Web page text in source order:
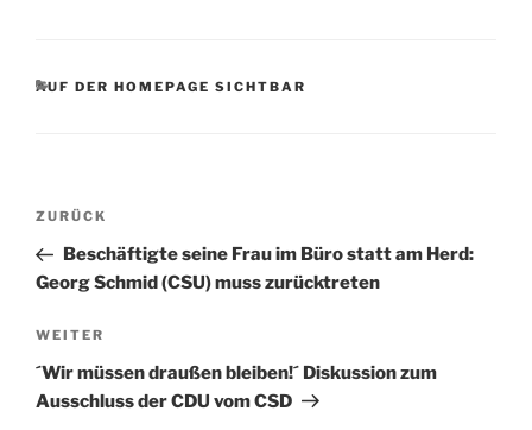
KATEGORIEN
AUF DER HOMEPAGE SICHTBAR
Beitragsnavigation
Vorheriger
Beitrag
ZURÜCK
Beschäftigte seine Frau im Büro statt am Herd:
Georg Schmid (CSU) muss zurücktreten
Nächster
Beitrag
WEITER
´Wir müssen draußen bleiben!´ Diskussion zum
Ausschluss der CDU vom CSD